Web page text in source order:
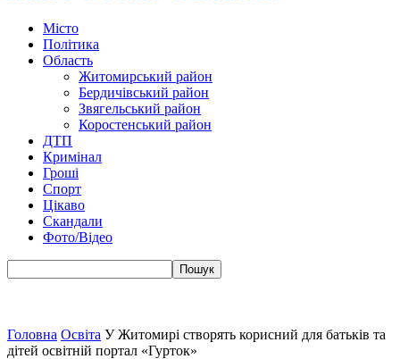
Місто
Політика
Область
Житомирський район
Бердичівський район
Звягельський район
Коростенський район
ДТП
Кримінал
Гроші
Спорт
Цікаво
Скандали
Фото/Відео
Головна Освіта У Житомирі створять корисний для батьків та
дітей освітній портал «Гурток»